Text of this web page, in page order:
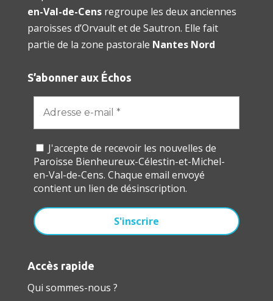
en-Val-de-Censregroupe les deux anciennes
paroisses d’Orvault et de Sautron. Elle fait
partie de la zone pastorale Nantes Nord
S’abonner aux Échos
J'accepte de recevoir les nouvelles de
Paroisse Bienheureux-Célestin-et-Michel-
en-Val-de-Cens. Chaque email envoyé
contient un lien de désinscription.
Accès rapide
Qui sommes-nous ?